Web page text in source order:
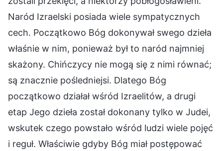
Naród Izraelski posiada wiele sympatycznych
cech. Początkowo Bóg dokonywał swego dzieła
właśnie w nim, ponieważ był to naród najmniej
skażony. Chińczycy nie mogą się z nimi równać;
są znacznie pośledniejsi. Dlatego Bóg
początkowo działał wśród Izraelitów, a drugi
etap Jego dzieła został dokonany tylko w Judei,
wskutek czego powstało wśród ludzi wiele pojęć
i reguł. Właściwie gdyby Bóg miał postępować